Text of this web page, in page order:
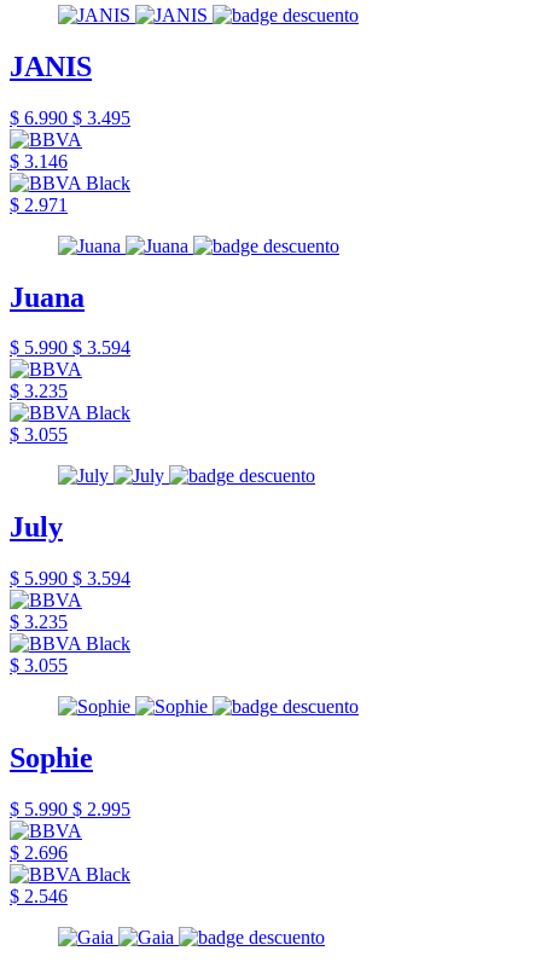
JANIS
$ 6.990 $ 3.495
$ 3.146
$ 2.971
Juana
$ 5.990 $ 3.594
$ 3.235
$ 3.055
July
$ 5.990 $ 3.594
$ 3.235
$ 3.055
Sophie
$ 5.990 $ 2.995
$ 2.696
$ 2.546